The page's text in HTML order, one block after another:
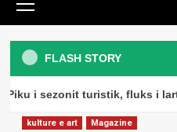
Menu
FLASH STORY
i sezonit turistik, fluks i lartë
Moti në këtë fundjavë!
kulture e art Magazine
kulture e
kulture e art